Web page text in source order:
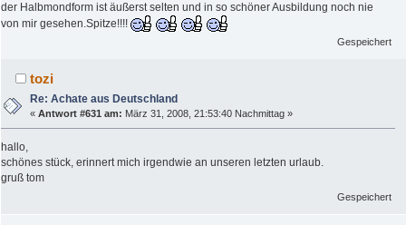
der Halbmondform ist äußerst selten und in so schöner Ausbildung noch nie
von mir gesehen.Spitze!!!!
Gespeichert
tozi
Re: Achate aus Deutschland
«Antwort #631 am: März 31, 2008, 21:53:40 Nachmittag »
hallo,
schönes stück, erinnert mich irgendwie an unseren letzten urlaub.
gruß tom
Gespeichert